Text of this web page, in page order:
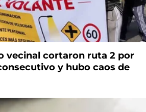
vecinal cortaron ruta 2 por
y hubo caos de